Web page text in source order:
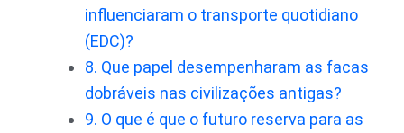
influenciaram o transporte quotidiano
(EDC)?
8. Que papel desempenharam as facas
dobráveis nas civilizações antigas?
9. O que é que o futuro reserva para as